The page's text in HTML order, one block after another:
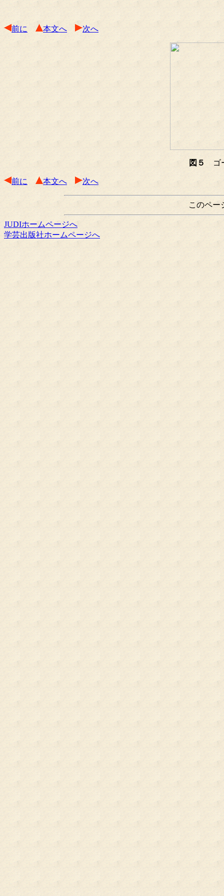
前に 本文へ 次へ
図５ ゴ
前に 本文へ 次へ
このペー
JUDIホームページへ
学芸出版社ホームページへ